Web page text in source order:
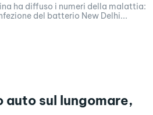
ha diffuso i numeri della malattia:
del batterio New Delhi...
sul lungomare,